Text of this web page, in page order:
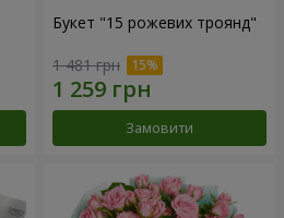
Букет "15 рожевих троянд"
1 481 грн
Замовити